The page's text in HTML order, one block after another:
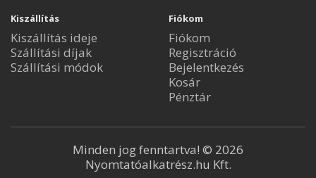
Kiszállítás
Kiszállítás ideje
Szállítási díjak
Szállítási módok
Fiókom
Fiókom
Regisztráció
Bejelentkezés
Kosár
Pénztár
Minden jog fenntartva! © 2026
Nyomtatóalkatrész.hu Kft.